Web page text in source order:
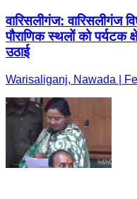
वारिसलीगंज: वारिसलीगंज
पौराणिक स्थलों को
उठाई
Warisaliganj, Nawada |